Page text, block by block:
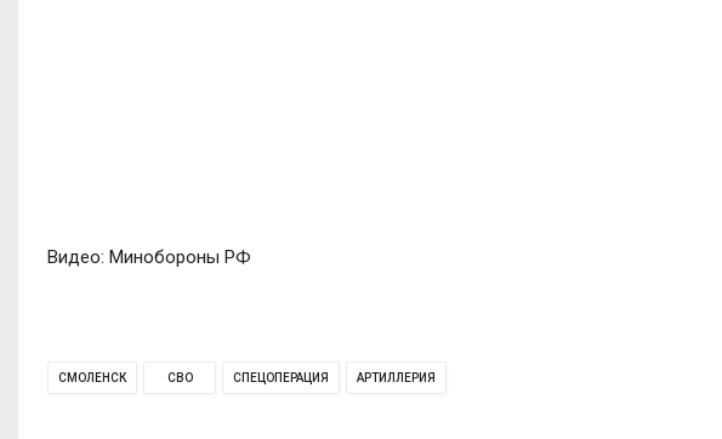
Видео: Минобороны РФ
СМОЛЕНСК СВО СПЕЦОПЕРАЦИЯ АРТИЛЛЕРИЯ